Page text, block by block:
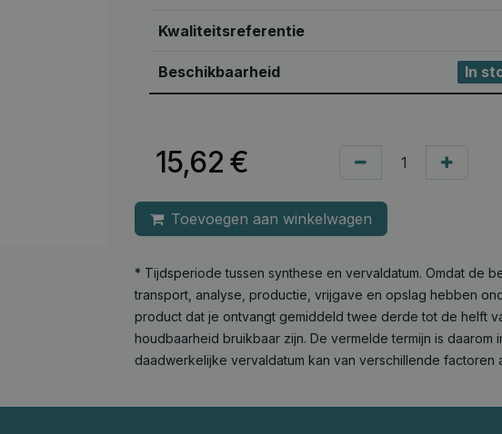
Kwaliteitsreferentie
Beschikbaarheid In
15,62 €
Toevoegen aan winkelwagen
* Tijdsperiode tussen synthese en vervaldatum. Omdat de
transport, analyse, productie, vrijgave en opslag hebben
product dat je ontvangt gemiddeld twee derde tot de helft
houdbaarheid bruikbaar zijn. De vermelde termijn is daarom
daadwerkelijke vervaldatum kan van verschillende factoren